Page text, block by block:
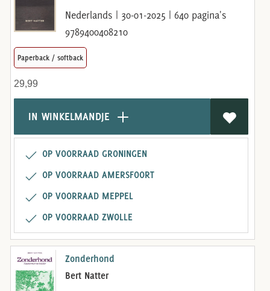
Nederlands | 30-01-2025 | 640 pagina's
9789400408210
Paperback / softback
29,99
IN WINKELMANDJE
OP VOORRAAD GRONINGEN
OP VOORRAAD AMERSFOORT
OP VOORRAAD MEPPEL
OP VOORRAAD ZWOLLE
Zonderhond
Bert Natter